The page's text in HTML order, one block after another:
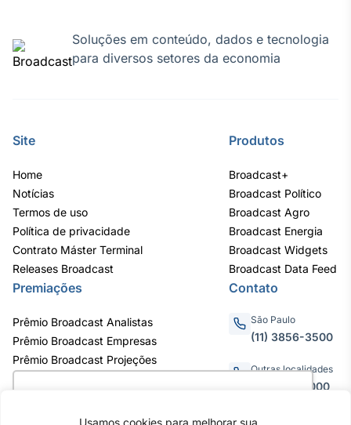
Usamos cookies para melhorar sua
Soluções em conteúdo, dados e tecnologia
para diversos setores da economia
Site
Home
Notícias
Termos de uso
Política de privacidade
Contrato Máster Terminal
Releases Broadcast
Produtos
Broadcast+
Broadcast Político
Broadcast Agro
Broadcast Energia
Broadcast Widgets
Broadcast Data Feed
Premiações
Prêmio Broadcast Analistas
Prêmio Broadcast Empresas
Prêmio Broadcast Projeções
Contato
São Paulo
(11) 3856-3500
Outras localidades
0800.011.3000